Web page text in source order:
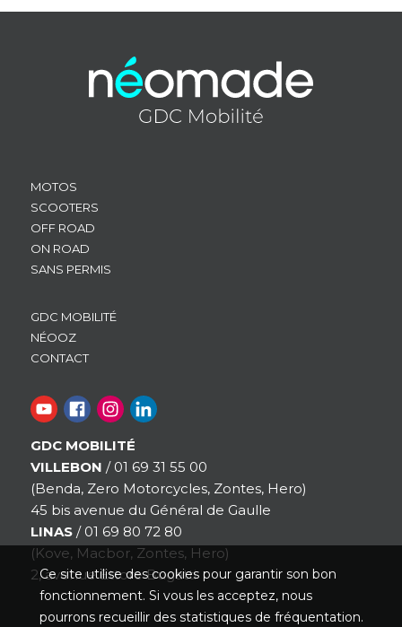
MOTOS
SCOOTERS
OFF ROAD
ON ROAD
SANS PERMIS
GDC MOBILITÉ
NÉOOZ
CONTACT
GDC MOBILITÉ
VILLEBON / 01 69 31 55 00
(Benda, Zero Motorcycles, Zontes, Hero)
45 bis avenue du Général de Gaulle
LINAS/ 01 69 80 72 80
(Kove, Macbor, Zontes, Hero)
2, avenue Ettore Bugatti
Ce site utilise des cookies pour garantir son bon
fonctionnement. Si vous les acceptez, nous
pourrons recueillir des statistiques de fréquentation.